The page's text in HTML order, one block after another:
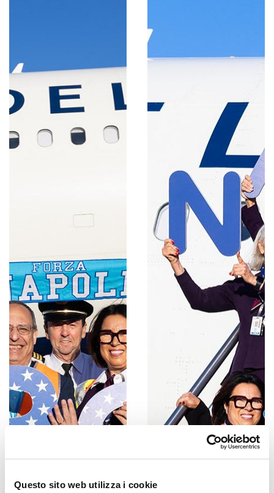
Questo sito web utilizza i cookie